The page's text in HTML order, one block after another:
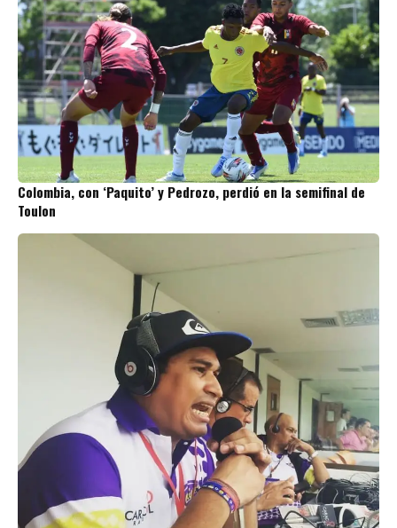
Colombia, con ‘Paquito’ y Pedrozo, perdió en la semifinal de
Toulon